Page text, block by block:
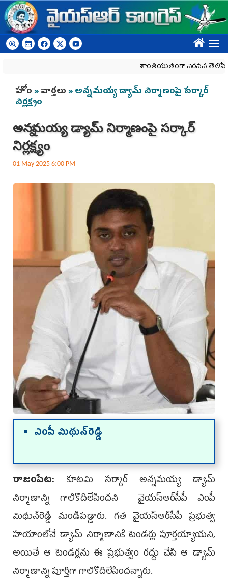
Skip to main content
????
శాంతియుతంగా నిరసన తెలిపే
You are here
హోం »వార్తలు » అన్నమయ్య డ్యామ్‌ నిర్మాణంపై స‌ర్కార్‌
నిర్ల‌క్ష్యం
అన్నమయ్య డ్యామ్‌ నిర్మాణంపై స‌ర్కార్‌
నిర్ల‌క్ష్యం
01 May 2025 6:00 PM
ఎంపీ మిథున్‌రెడ్డి
రాజంపేట: కూటమి సర్కార్ అన్నమయ్య డ్యామ్
నిర్మాణాన్ని గాలికొదిలేసిందని వైయ‌స్ఆర్‌సీపీ ఎంపీ
మిథున్‌రెడ్డి మండిపడ్డారు. గత వైయ‌స్ఆర్‌సీపీ ప్రభుత్వ
హయాంలోనే డ్యామ్ నిర్మాణానికి టెండర్లు పూర్తయ్యాయని,
అయితే ఆ టెండర్లను ఈ ప్రభుత్వం రద్దు చేసి ఆ డ్యామ్
నిర్మాణాన్ని పూర్తిగా గాలికొదిలేసిందన్నారు.